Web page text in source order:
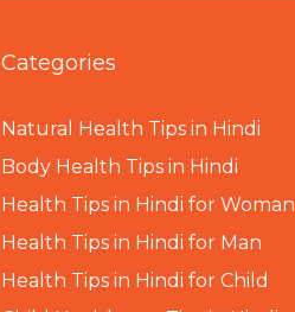
Categories
Natural Health Tips in Hindi
Body Health Tips in Hindi
Health Tips in Hindi for Woman
Health Tips in Hindi for Man
Health Tips in Hindi for Child